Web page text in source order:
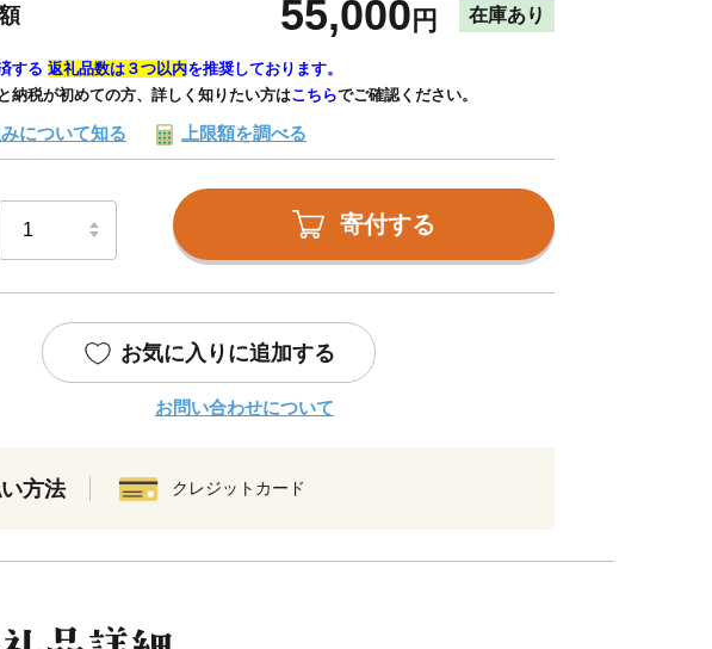
55,000 円 在庫あり
する 返礼品数は３つ以内を推奨しております。
納税が初めての方、詳しく知りたい方はこちらでご確認ください。
について知る 上限額を調べる
寄付する
お気に入りに追加する
お問い合わせについて
方法 クレジットカード